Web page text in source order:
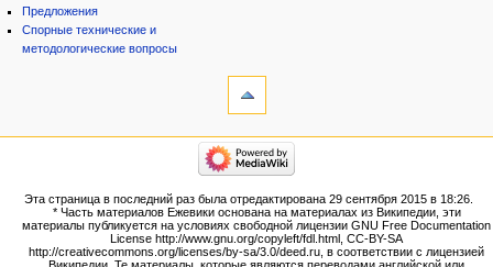
Предложения
Спорные технические и
методологические вопросы
Версия
для
Постоянная
категории
Народ
Проекты
Проекты/Участники/
дополнения
Эта страница в последний раз была отредактирована 29 сентября 2015 в 18:26.
* Часть материалов Ежевики основана на материалах из Википедии, эти
материалы публикуется на условиях свободной лицензии GNU Free Documentation
License http://www.gnu.org/copyleft/fdl.html, CC-BY-SA
http://creativecommons.org/licenses/by-sa/3.0/deed.ru, в соответствии с лицензией